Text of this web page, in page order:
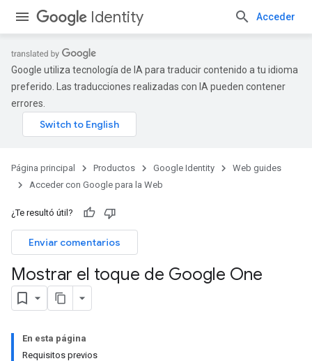
Identity Acceder
Google utiliza tecnología de IA para traducir contenido a tu idioma
preferido. Las traducciones realizadas con IA pueden contener
errores.
Página principal Productos Google Identity
Web guides
Acceder con Google para la Web
¿Te resultó útil?
Enviar comentarios
Mostrar el toque de Google One
En esta página
Requisitos previos